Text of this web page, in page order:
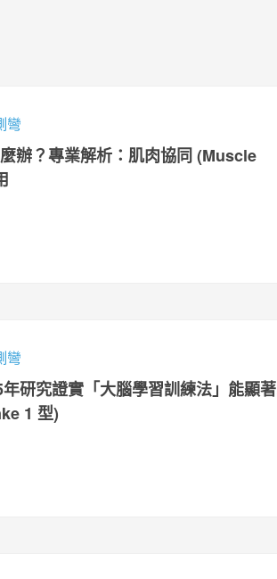
彎
辦？專業解析：肌肉協同 (Muscle
彎
研究證實「大腦學習訓練法」能顯
1 型)